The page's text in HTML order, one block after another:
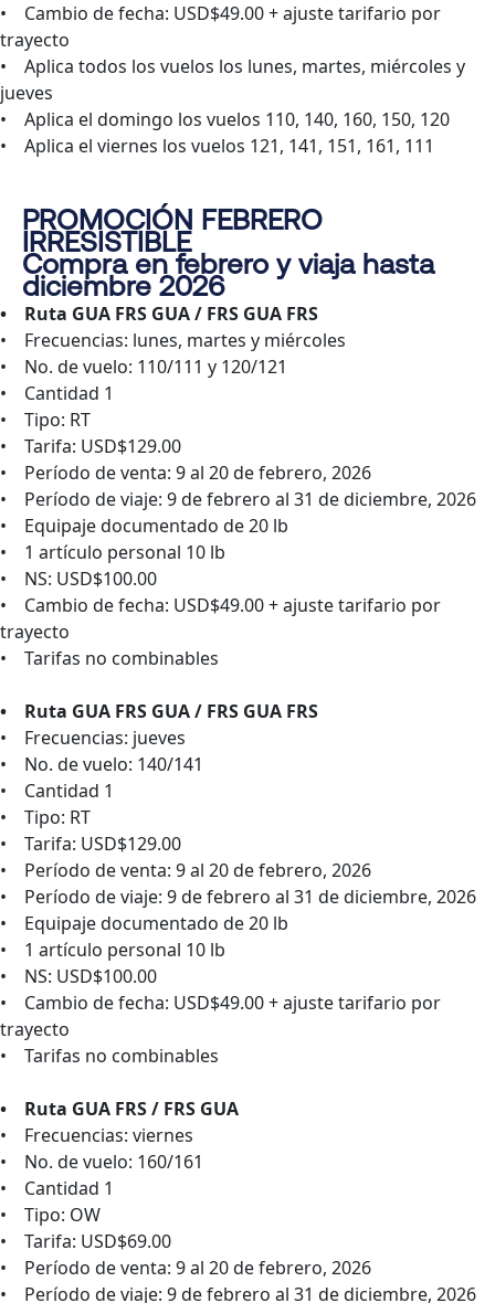
• Cambio de fecha: USD$49.00 + ajuste tarifario por
trayecto
• Aplica todos los vuelos los lunes, martes, miércoles y
jueves
• Aplica el domingo los vuelos 110, 140, 160, 150, 120
• Aplica el viernes los vuelos 121, 141, 151, 161, 111
PROMOCIÓN FEBRERO
IRRESISTIBLE
Compra en febrero y viaja hasta
diciembre 2026
• Ruta GUA FRS GUA / FRS GUA FRS
• Frecuencias: lunes, martes y miércoles
• No. de vuelo: 110/111 y 120/121
• Cantidad 1
• Tipo: RT
• Tarifa: USD$129.00
• Período de venta: 9 al 20 de febrero, 2026
• Período de viaje: 9 de febrero al 31 de diciembre, 2026
• Equipaje documentado de 20 lb
• 1 artículo personal 10 lb
• NS: USD$100.00
• Cambio de fecha: USD$49.00 + ajuste tarifario por
trayecto
• Tarifas no combinables
• Ruta GUA FRS GUA / FRS GUA FRS
• Frecuencias: jueves
• No. de vuelo: 140/141
• Cantidad 1
• Tipo: RT
• Tarifa: USD$129.00
• Período de venta: 9 al 20 de febrero, 2026
• Período de viaje: 9 de febrero al 31 de diciembre, 2026
• Equipaje documentado de 20 lb
• 1 artículo personal 10 lb
• NS: USD$100.00
• Cambio de fecha: USD$49.00 + ajuste tarifario por
trayecto
• Tarifas no combinables
• Ruta GUA FRS / FRS GUA
• Frecuencias: viernes
• No. de vuelo: 160/161
• Cantidad 1
• Tipo: OW
• Tarifa: USD$69.00
• Período de venta: 9 al 20 de febrero, 2026
• Período de viaje: 9 de febrero al 31 de diciembre, 2026